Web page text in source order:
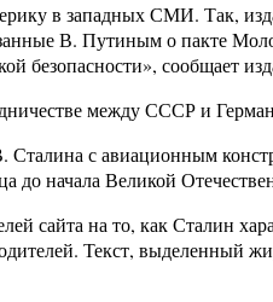
в западных СМИ. Так,
В. Путиным о пакте
безопасности», сообщает
между СССР и
Сталина с авиационным
до начала Великой
сайта на то, как Сталин
Текст,